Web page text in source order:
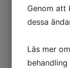
det är
Genom att
dessa
Läs mer